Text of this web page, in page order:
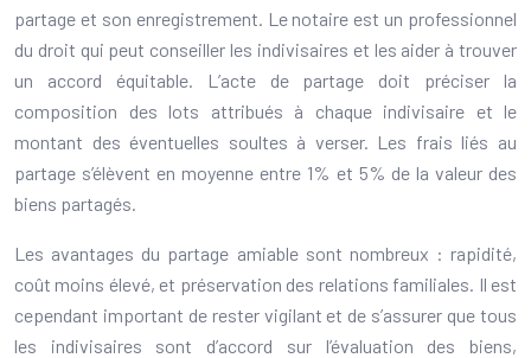
partage et son enregistrement. Le notaire est un professionnel
du droit qui peut conseiller les indivisaires et les aider à trouver
un accord équitable. L’acte de partage doit préciser la
composition des lots attribués à chaque indivisaire et le
montant des éventuelles soultes à verser. Les frais liés au
partage s’élèvent en moyenne entre 1% et 5% de la valeur des
biens partagés.
Les avantages du partage amiable sont nombreux : rapidité,
coût moins élevé, et préservation des relations familiales. Il est
cependant important de rester vigilant et de s’assurer que tous
les indivisaires sont d’accord sur l’évaluation des biens,